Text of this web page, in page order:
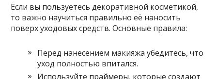
Если вы пользуетесь декоративной косметикой,
то важно научиться правильно её наносить
поверх уходовых средств. Основные правила:
Перед нанесением макияжа убедитесь, что
уход полностью впитался.
Используйте праймеры, которые создают